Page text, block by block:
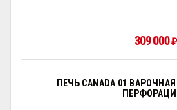
309 000₽
ПЕЧЬ CANADA 01